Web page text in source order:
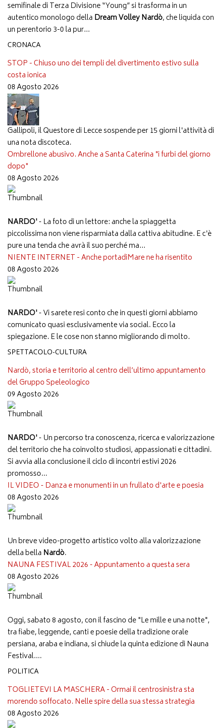
semifinale di Terza Divisione “Young” si trasforma in un
autentico monologo della Dream Volley Nardò, che liquida con
un perentorio 3-0 la pur...
CRONACA
STOP - Chiuso uno dei templi del divertimento estivo sulla
costa ionica
08 Agosto 2026
Gallipoli, il Questore di Lecce sospende per 15 giorni l'attività di
una nota discoteca.
Ombrellone abusivo. Anche a Santa Caterina "i furbi del giorno
dopo"
08 Agosto 2026
NARDO'- La foto di un lettore: anche la spiaggetta
piccolissima non viene risparmiata dalla cattiva abitudine. E c'è
pure una tenda che avrà il suo perché ma...
NIENTE INTERNET - Anche portadiMare ne ha risentito
08 Agosto 2026
NARDO'- Vi sarete resi conto che in questi giorni abbiamo
comunicato quasi esclusivamente via social. Ecco la
spiegazione. E le cose non stanno migliorando di molto.
SPETTACOLO-CULTURA
Nardò, storia e territorio al centro dell’ultimo appuntamento
del Gruppo Speleologico
09 Agosto 2026
NARDO'- Un percorso tra conoscenza, ricerca e valorizzazione
del territorio che ha coinvolto studiosi, appassionati e cittadini.
Si avvia alla conclusione il ciclo di incontri estivi 2026
promosso...
IL VIDEO - Danza e monumenti in un frullato d'arte e poesia
08 Agosto 2026
Un breve video-progetto artistico volto alla valorizzazione
della bella Nardò.
NAUNA FESTIVAL 2026 - Appuntamento a questa sera
08 Agosto 2026
Oggi, sabato 8 agosto, con il fascino de "Le mille e una notte",
tra fiabe, leggende, canti e poesie della tradizione orale
persiana, araba e indiana, si chiude la quinta edizione di Nauna
Festival....
POLITICA
TOGLIETEVI LA MASCHERA - Ormai il centrosinistra sta
morendo soffocato. Nelle spire della sua stessa strategia
08 Agosto 2026